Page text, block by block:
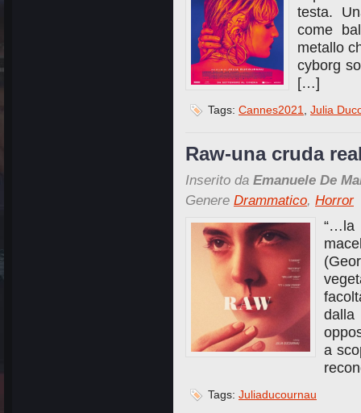
testa.
come
metallo
cyborg
[…]
Tags: Cannes2021 Julia
Raw-una cruda
Inserito da Emanuele De
Genere Drammatico, Horror
dalla
a
Tags: Juliaducournau